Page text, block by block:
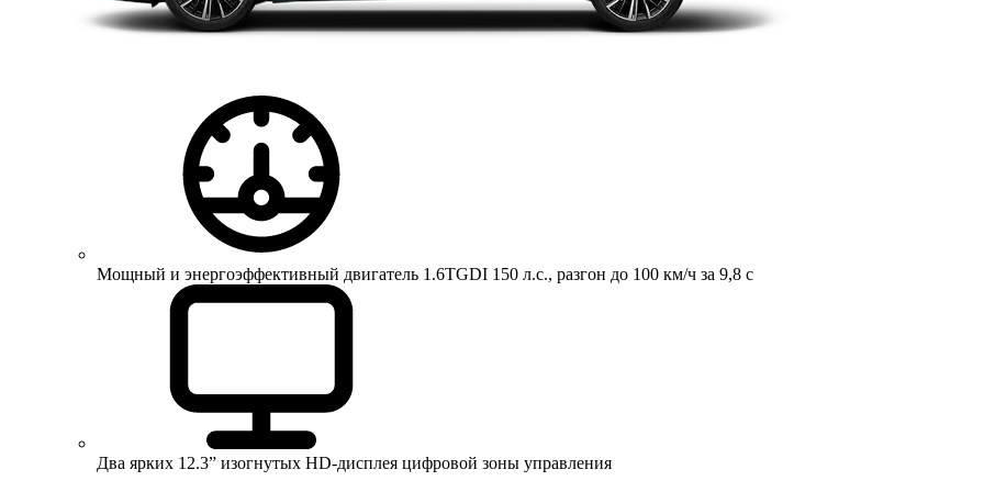
Мощный и энергоэффективный двигатель 1.6TGDI 150 л.с., разгон до 100 км/ч за 9,8 с
Два ярких 12.3” изогнутых HD-дисплея цифровой зоны управления